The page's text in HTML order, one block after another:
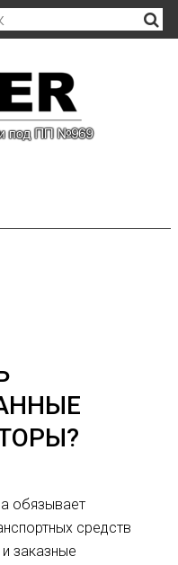
обязывает
средств
заказные